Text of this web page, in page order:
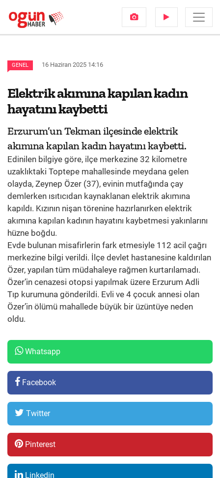
GENEL 16 Haziran 2025 14:16
Elektrik akımına kapılan kadın
hayatını kaybetti
Erzurum’un Tekman ilçesinde elektrik
akımına kapılan kadın hayatını kaybetti.
Edinilen bilgiye göre, ilçe merkezine 32 kilometre
uzaklıktaki Toptepe mahallesinde meydana gelen
olayda, Zeynep Özer (37), evinin mutfağında çay
demlerken ısıtıcıdan kaynaklanan elektrik akımına
kapıldı. Kızının nişan törenine hazırlanırken elektrik
akımına kapılan kadının hayatını kaybetmesi yakınlarını
hüzne boğdu.
Evde bulunan misafirlerin fark etmesiyle 112 acil çağrı
merkezine bilgi verildi. İlçe devlet hastanesine kaldırılan
Özer, yapılan tüm müdahaleye rağmen kurtarılamadı.
Özer’in cenazesi otopsi yapılmak üzere Erzurum Adli
Tıp kurumuna gönderildi. Evli ve 4 çocuk annesi olan
Özer’in ölümü mahallede büyük bir üzüntüye neden
oldu.
Whatsapp
Facebook
Twitter
Pinterest
Linkedin